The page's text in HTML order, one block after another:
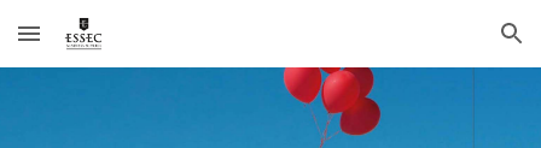
Skip to main content Skip to navigation